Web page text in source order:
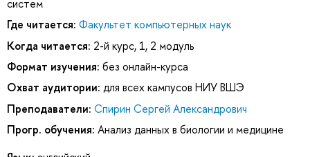
систем
Где читается: Факультет компьютерных наук
Когда читается: 2-й курс, 1, 2 модуль
Формат изучения: без онлайн-курса
Охват аудитории: для всех кампусов НИУ ВШЭ
Преподаватели: Спирин Сергей Александрович
Прогр. обучения: Анализ данных в биологии и медицине